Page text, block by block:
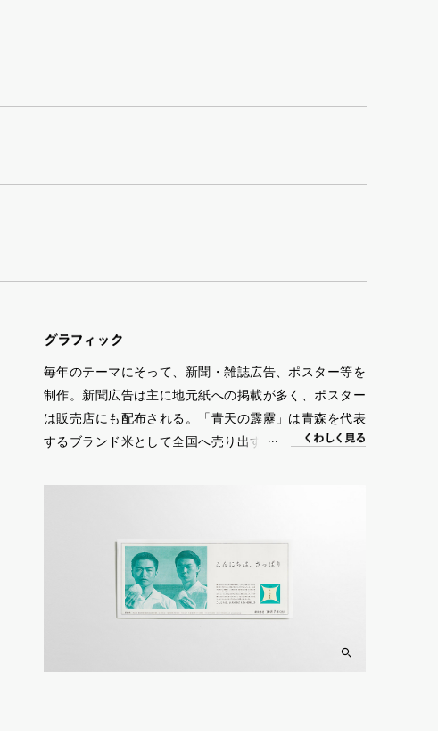
グラフ ィ ッ ク
毎年のテーマにそって、新聞・雑誌広告、ポスター等を
制作。新聞広告は主に地元紙への掲載が多く、ポスター
は販売店にも配布される。「青天の霹靂」は青森を代表
するブランド米として全国へ売り出すことを目指してい
うこともブランド化のために欠かせない。内外へどんな
く わしく 見る